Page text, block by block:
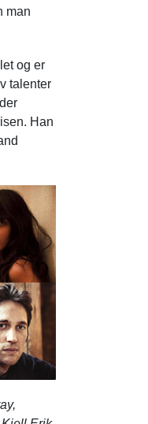
man
og er
talenter
Han